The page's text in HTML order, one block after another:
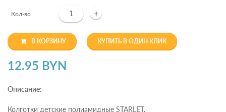
Кол-во +
В КОРЗИНУ КУПИТЬ В ОДИН КЛИК
12.95 BYN
Описание:
Колготки детские полиамидные STARLET.